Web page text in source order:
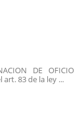
DE OFICIO
art. 83 de la ley ...